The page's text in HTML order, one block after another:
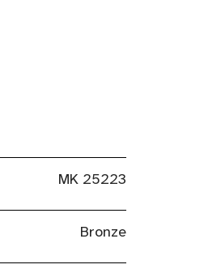
MK 25223
Bronze